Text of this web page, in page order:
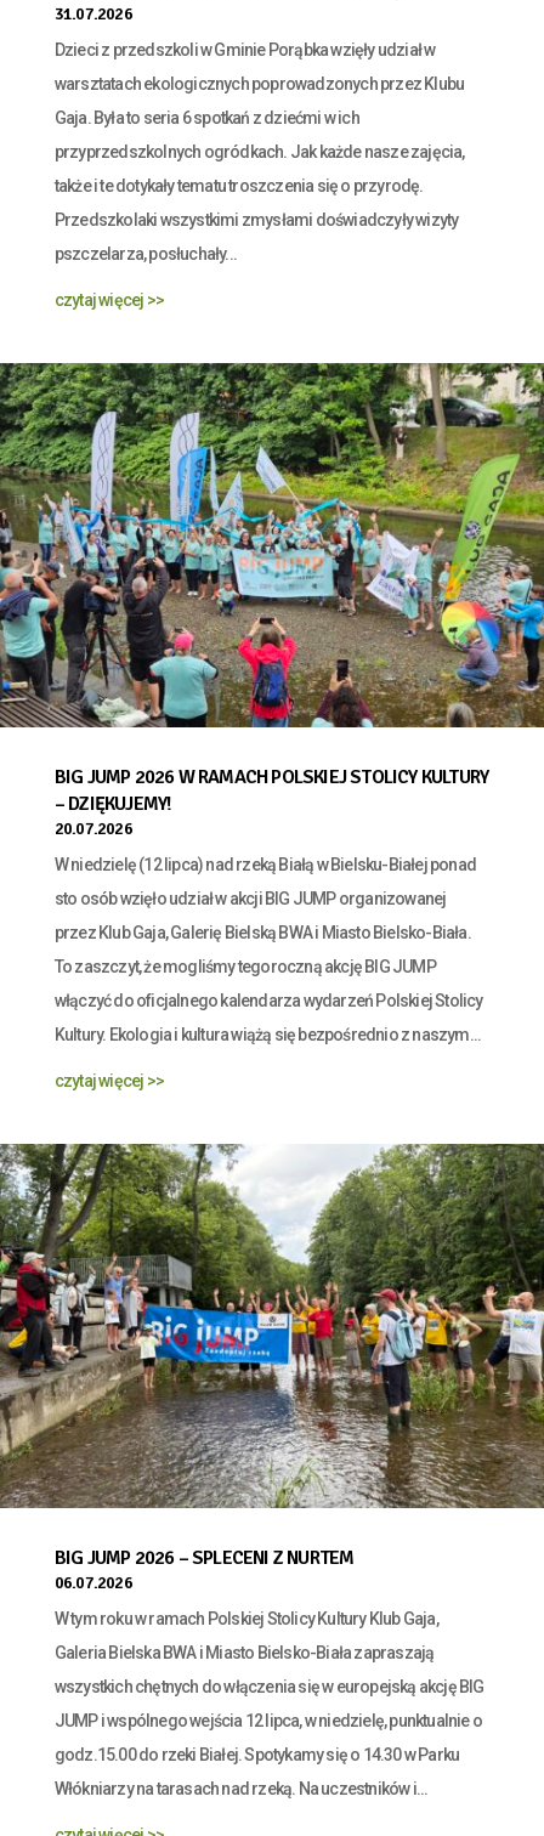
31.07.2026
Dzieci z przedszkoli w Gminie Porąbka wzięły udział w
warsztatach ekologicznych poprowadzonych przez Klubu
Gaja. Była to seria 6 spotkań z dziećmi w ich
przyprzedszkolnych ogródkach. Jak każde nasze zajęcia,
także i te dotykały tematu troszczenia się o przyrodę.
Przedszkolaki wszystkimi zmysłami doświadczyły wizyty
pszczelarza, posłuchały...
czytaj więcej >>
BIG JUMP 2026 W RAMACH POLSKIEJ STOLICY KULTURY
– DZIĘKUJEMY!
20.07.2026
W niedzielę (12 lipca) nad rzeką Białą w Bielsku-Białej ponad
sto osób wzięło udział w akcji BIG JUMP organizowanej
przez Klub Gaja, Galerię Bielską BWA i Miasto Bielsko-Biała.
To zaszczyt, że mogliśmy tegoroczną akcję BIG JUMP
włączyć do oficjalnego kalendarza wydarzeń Polskiej Stolicy
Kultury. Ekologia i kultura wiążą się bezpośrednio z naszym...
czytaj więcej >>
BIG JUMP 2026 – SPLECENI Z NURTEM
06.07.2026
W tym roku w ramach Polskiej Stolicy Kultury Klub Gaja,
Galeria Bielska BWA i Miasto Bielsko-Biała zapraszają
wszystkich chętnych do włączenia się w europejską akcję BIG
JUMP i wspólnego wejścia 12 lipca, w niedzielę, punktualnie o
godz.15.00 do rzeki Białej. Spotykamy się o 14.30 w Parku
Włókniarzy na tarasach nad rzeką. Na uczestników i...